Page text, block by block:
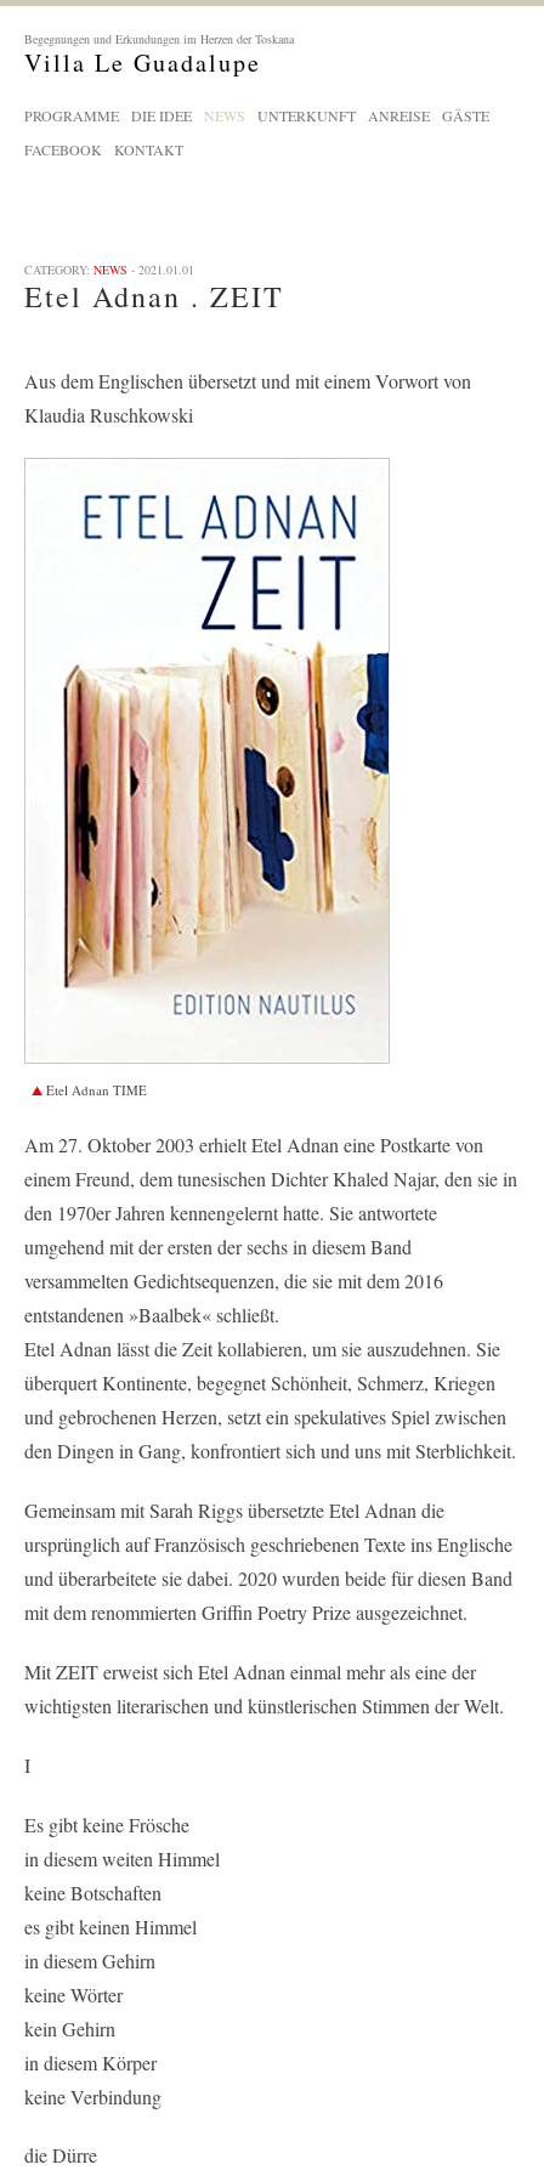
Begegnungen und Erkundungen im Herzen der Toskana
Villa Le Guadalupe
PROGRAMME DIE IDEE NEWS UNTERKUNFT ANREISE
GÄSTE
FACEBOOK
KONTAKT
CATEGORY: NEWS - 2021.01.01
Etel Adnan . ZEIT
Aus dem Englischen übersetzt und mit einem Vorwort von
Klaudia Ruschkowski
Etel Adnan TIME
Am 27. Oktober 2003 erhielt Etel Adnan eine Postkarte von
einem Freund, dem tunesischen Dichter Khaled Najar, den sie in
den 1970er Jahren kennengelernt hatte. Sie antwortete
umgehend mit der ersten der sechs in diesem Band
versammelten Gedichtsequenzen, die sie mit dem 2016
entstandenen »Baalbek« schließt.
Etel Adnan lässt die Zeit kollabieren, um sie auszudehnen. Sie
überquert Kontinente, begegnet Schönheit, Schmerz, Kriegen
und gebrochenen Herzen, setzt ein spekulatives Spiel zwischen
den Dingen in Gang, konfrontiert sich und uns mit Sterblichkeit.
Gemeinsam mit Sarah Riggs übersetzte Etel Adnan die
ursprünglich auf Französisch geschriebenen Texte ins Englische
und überarbeitete sie dabei. 2020 wurden beide für diesen Band
mit dem renommierten Griffin Poetry Prize ausgezeichnet.
Mit ZEIT erweist sich Etel Adnan einmal mehr als eine der
wichtigsten literarischen und künstlerischen Stimmen der Welt.
I
Es gibt keine Frösche
in diesem weiten Himmel
keine Botschaften
es gibt keinen Himmel
in diesem Gehirn
keine Wörter
kein Gehirn
in diesem Körper
keine Verbindung
die Dürre